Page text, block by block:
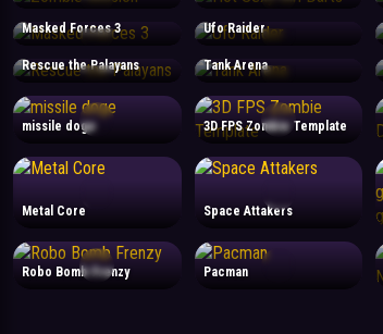
Masked Forces 3 Ufo Raider
Rescue the Palayans Tank Arena
missile doge 3D FPS Zombie Template
Metal Core Space Attakers
Robo Bomb Frenzy Pacman